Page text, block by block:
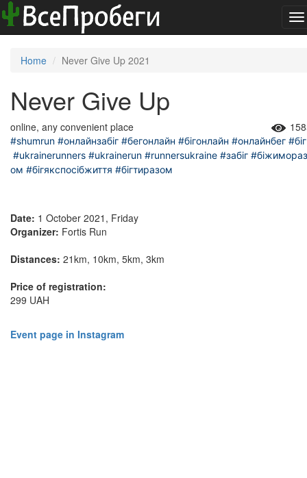
Home Never Give Up 2021
Never Give Up
online, any convenient place
#shumrun #онлайнзабіг #бегонлайн #бігонлайн #онлайнбег #біг
#ukrainerunners #ukrainerun #runnersukraine #забіг #біжимораз
ом #бігякспосібжиття #бігтиразом
Date: 1 October 2021, Friday
Organizer: Fortis Run
Distances: 21km, 10km, 5km, 3km
Price of registration:
299 UAH
Event page in Instagram